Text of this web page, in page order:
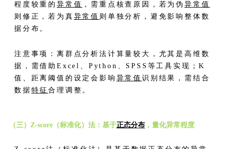
程度较重的 异常值 ，需重点核查原因，若为伪异常值
则修正，若为真 异常值 则单独分析，避免影响整体数
据分布。
注意事项：离群点分析法计算量较大，尤其是高维数
据，需借助Excel、Python、SPSS等工具实现；K
值、距离阈值的设定会影响 异常值识别结果，需结合
数据 特征合理调整。
（三）Z-score（标准化）法：基于正态分布 ，量化异常程度